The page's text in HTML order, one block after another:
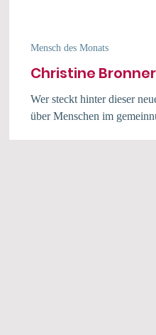
Christine
Wer steckt hinter dieser
über Menschen im
Mensch des Monats